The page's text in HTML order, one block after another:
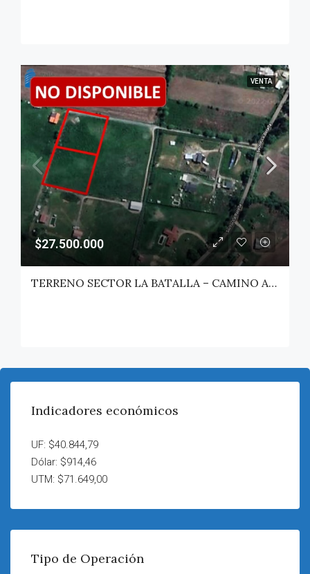
VENTA
$27.500.000
TERRENO SECTOR LA BATALLA – CAMINO A PELARCO
Indicadores económicos
UF: $40.844,79
Dólar: $914,46
UTM: $71.649,00
Tipo de Operación